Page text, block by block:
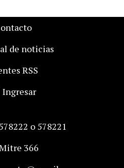
de noticias
RSS
Ingresar
o 578221
366